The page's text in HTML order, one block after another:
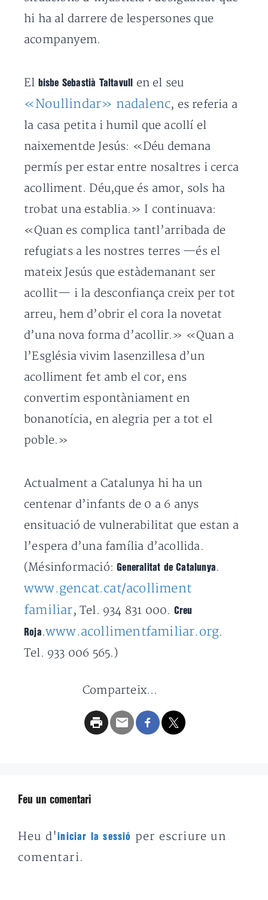
hi ha al darrere de lespersones que
acompanyem.
El bisbe Sebastià Taltavull en el seu
«Noullindar» nadalenc, es referia a
la casa petita i humil que acollí el
naixementde Jesús: «Déu demana
permís per estar entre nosaltres i cerca
acolliment. Déu,que és amor, sols ha
trobat una establia.» I continuava:
«Quan es complica tantl’arribada de
refugiats a les nostres terres —és el
mateix Jesús que estàdemanant ser
acollit— i la desconfiança creix per tot
arreu, hem d’obrir el cora la novetat
d’una nova forma d’acollir.» «Quan a
l’Església vivim lasenzillesa d’un
acolliment fet amb el cor, ens
convertim espontàniament en
bonanotícia, en alegria per a tot el
poble.»
Actualment a Catalunya hi ha un
centenar d’infants de 0 a 6 anys
ensituació de vulnerabilitat que estan a
l’espera d’una família d’acollida.
(Mésinformació:Generalitat de Catalunya .
www.gencat.cat/acolliment
familiar, Tel. 934 831 000. Creu
Roja .www.acollimentfamiliar.org.
Tel. 933 006 565.)
Comparteix...
Feu un comentari
Heu d'iniciar la sessió
per escriure un
comentari.